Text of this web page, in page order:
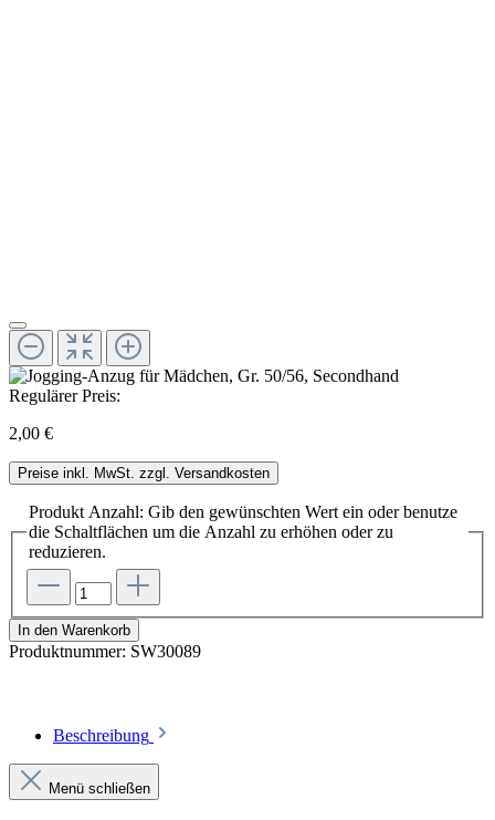
Regulärer Preis:
2,00 €
Preise inkl. MwSt. zzgl. Versandkosten
Produkt Anzahl: Gib den gewünschten Wert ein oder benutze
die Schaltflächen um die Anzahl zu erhöhen oder zu
reduzieren.
In den Warenkorb
Produktnummer: SW30089
Beschreibung
Menü schließen